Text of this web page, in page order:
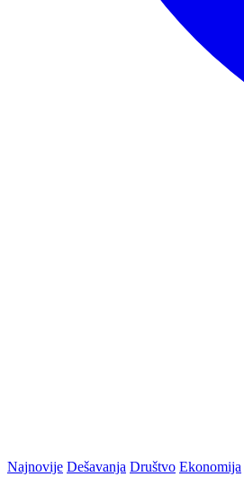
Najnovije Dešavanja Društvo Ekonomija